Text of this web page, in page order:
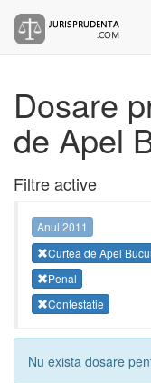
Dosare
de Apel
Filtre active
Anul 2011
Curtea de Apel
Penal
Contestatie
Nu exista dosare